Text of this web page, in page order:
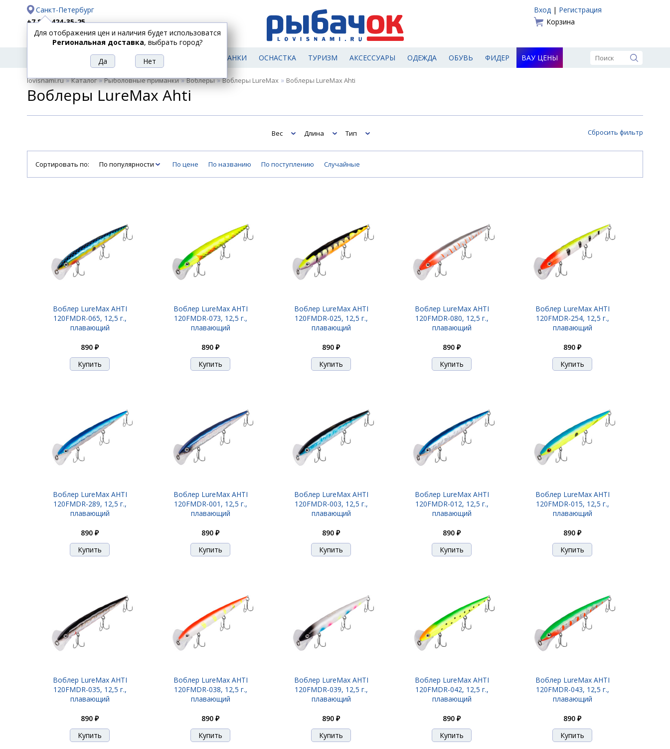
Санкт-Петербург
+7 812 424-35-25
Доставка
Оплата
Вход | Регистрация
Корзина
Для отображения цен и наличия будет использоватся
Региональная доставка, выбрать город?
РЫБОЛОВНЫЕ
ТОВАРЫ
СПИННИНГИ КАТУШКИ ПРИМАНКИ ОСНАСТКА ТУРИЗМ АКСЕССУАРЫ ОДЕЖДА ОБУВЬ ФИДЕР ВАУ ЦЕНЫ
lovisnami.ru»Каталог»Рыболовные приманки»Воблеры»Воблеры LureMax » Воблеры LureMax Ahti
Воблеры LureMax Ahti
Вес Длина Тип Сбросить фильтр
Сортировать по: По популярности По цене По названию По поступлению Случайные
Воблер LureMax AHTI
120FMDR-065, 12,5 г.,
плавающий
890 ₽
Воблер LureMax AHTI
120FMDR-073, 12,5 г.,
плавающий
890 ₽
Воблер LureMax AHTI
120FMDR-025, 12,5 г.,
плавающий
890 ₽
Воблер LureMax AHTI
120FMDR-080, 12,5 г.,
плавающий
890 ₽
Воблер LureMax AHTI
120FMDR-254, 12,5 г.,
плавающий
890 ₽
Воблер LureMax AHTI
120FMDR-289, 12,5 г.,
плавающий
890 ₽
Воблер LureMax AHTI
120FMDR-001, 12,5 г.,
плавающий
890 ₽
Воблер LureMax AHTI
120FMDR-003, 12,5 г.,
плавающий
890 ₽
Воблер LureMax AHTI
120FMDR-012, 12,5 г.,
плавающий
890 ₽
Воблер LureMax AHTI
120FMDR-015, 12,5 г.,
плавающий
890 ₽
Воблер LureMax AHTI
120FMDR-035, 12,5 г.,
плавающий
890 ₽
Воблер LureMax AHTI
120FMDR-038, 12,5 г.,
плавающий
890 ₽
Воблер LureMax AHTI
120FMDR-039, 12,5 г.,
плавающий
890 ₽
Воблер LureMax AHTI
120FMDR-042, 12,5 г.,
плавающий
890 ₽
Воблер LureMax AHTI
120FMDR-043, 12,5 г.,
плавающий
890 ₽